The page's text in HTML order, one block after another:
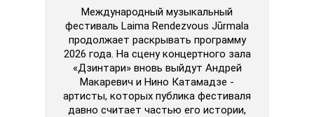
Международный музыкальный
фестиваль Laima Rendezvous Jūrmala
продолжает раскрывать программу
2026 года. На сцену концертного зала
«Дзинтари» вновь выйдут Андрей
Макаревич и Нино Катамадзе -
артисты, которых публика фестиваля
давно считает частью его истории,